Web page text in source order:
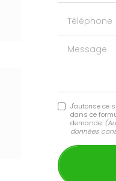
Message
J'autorise ce
dans ce
demande.
données